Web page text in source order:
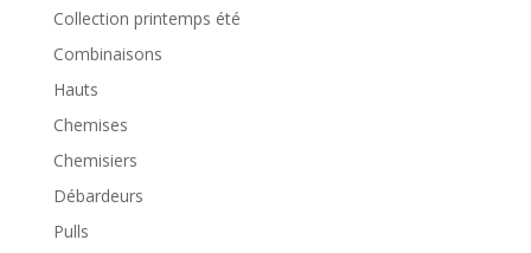
Collection printemps été
Combinaisons
Hauts
Chemises
Chemisiers
Débardeurs
Pulls